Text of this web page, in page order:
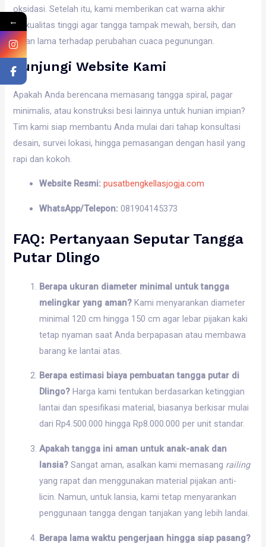
oksidasi. Setelah itu, kami memberikan cat warna akhir
berkualitas tinggi agar tangga tampak mewah, bersih, dan
tahan lama terhadap perubahan cuaca pegunungan.
Kunjungi Website Kami
Apakah Anda berencana memasang tangga spiral, pagar
minimalis, atau konstruksi besi lainnya untuk hunian impian?
Tim kami siap membantu Anda mulai dari tahap konsultasi
desain, survei lokasi, hingga pemasangan dengan hasil yang
rapi dan kokoh.
Website Resmi: pusatbengkellasjogja.com
WhatsApp/Telepon: 081904145373
FAQ: Pertanyaan Seputar Tangga
Putar Dlingo
Berapa ukuran diameter minimal untuk tangga
melingkar yang aman? Kami menyarankan diameter
minimal 120 cm hingga 150 cm agar lebar pijakan kaki
tetap nyaman saat Anda berpapasan atau membawa
barang ke lantai atas.
Berapa estimasi biaya pembuatan tangga putar di
Dlingo? Harga kami tentukan berdasarkan ketinggian
lantai dan spesifikasi material, biasanya berkisar mulai
dari Rp4.500.000 hingga Rp8.000.000 per unit standar.
Apakah tangga ini aman untuk anak-anak dan
lansia? Sangat aman, asalkan kami memasang railing
yang rapat dan menggunakan material pijakan anti-
licin. Namun, untuk lansia, kami tetap menyarankan
penggunaan tangga dengan tanjakan yang lebih landai.
Berapa lama waktu pengerjaan hingga siap pasang?
←